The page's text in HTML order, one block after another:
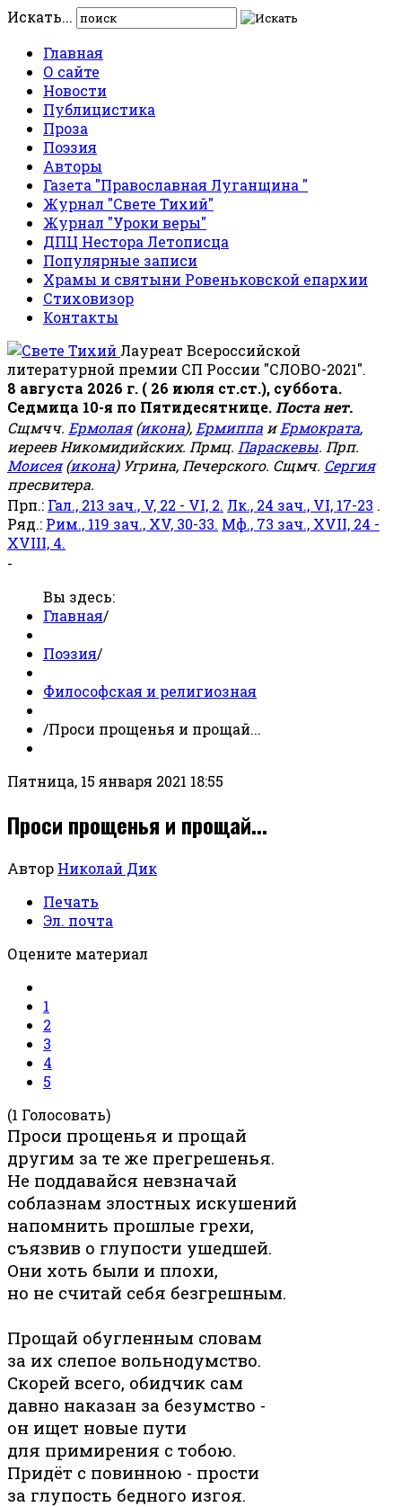
Искать...
Главная
О сайте
Новости
Публицистика
Проза
Поэзия
Авторы
Газета "Православная Луганщина "
Журнал "Свете Тихий"
Журнал "Уроки веры"
ДПЦ Нестора Летописца
Популярные записи
Храмы и святыни Ровеньковской епархии
Стиховизор
Контакты
Лауреат Всероссийской
литературной премии СП России "СЛОВО-2021".
8 августа 2026 г. ( 26 июля ст.ст.), суббота.
Седмица 10-я по Пятидесятнице. Поста нет.
Сщмчч. Ермолая(икона), Ермиппа иЕрмократа,
иереев Никомидийских. Прмц. Параскевы. Прп.
Моисея(икона) Угрина, Печерского. Сщмч. Сергия
пресвитера.
Прп.: Гал., 213 зач., V, 22 - VI, 2. Лк., 24 зач., VI, 17-23 .
Ряд.: Рим., 119 зач., XV, 30-33. Мф., 73 зач., XVII, 24 -
XVIII, 4.
-
Вы здесь:
Главная/
Поэзия/
Философская и религиозная
/Проси прощенья и прощай...
Пятница, 15 января 2021 18:55
Проси прощенья и прощай...
Автор Николай Дик
Печать
Эл. почта
Оцените материал
1
2
3
4
5
(1 Голосовать)
Проси прощенья и прощай
другим за те же прегрешенья.
Не поддавайся невзначай
соблазнам злостных искушений
напомнить прошлые грехи,
съязвив о глупости ушедшей.
Они хоть были и плохи,
но не считай себя безгрешным.
Прощай обугленным словам
за их слепое вольнодумство.
Скорей всего, обидчик сам
давно наказан за безумство -
он ищет новые пути
для примирения с тобою.
Придёт с повинною - прости
за глупость бедного изгоя.